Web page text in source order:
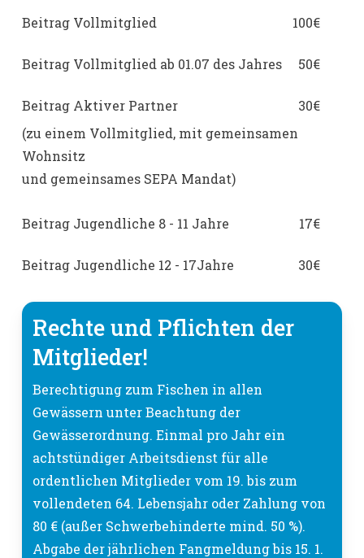
Beitrag Vollmitglied 100€
Beitrag Vollmitglied ab 01.07 des Jahres 50€
Beitrag Aktiver Partner
30€
(zu einem Vollmitglied, mit gemeinsamen
Wohnsitz
und gemeinsames SEPA Mandat)
Beitrag Jugendliche 8 - 11 Jahre 17€
Beitrag Jugendliche 12 - 17Jahre 30€
Rechte und Pflichten der
Mitglieder!
Berechtigung zum Fischen in allen
Gewässern unter Beachtung der
Gewässerordnung. Einmal pro Jahr ein
achtstündiger Arbeitsdienst für alle
ordentlichen Mitglieder vom 19. bis zum
vollendeten 64. Lebensjahr oder Zahlung von
80 € (außer Schwerbehinderte mind. 50 %).
Abgabe der jährlichen Fangmeldung bis 15. 1.